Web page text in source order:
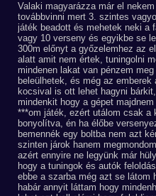
Valaki magyarázza már el
továbbvinni mert 3. szintes
játék beadott és mehetek neki a
vagy 10 verseny és egyikbe se
300m előnyt a győzelemhez az
alatt amit nem értek, tuningolni
mindenen lakat van pénzem
beleülhetek, és még az
kocsival is ott lehet hagyni
mindenkit hogy a gépet
***om játék, ezért utálom csak a
bonyolítva, én ha élőbe
bemennék egy boltba nem azt
szinten járok hanem
azért ennyire ne legyünk már
hogy a tuningok és autók
ebbe a szarba még azt se látom
habár annyit láttam hogy